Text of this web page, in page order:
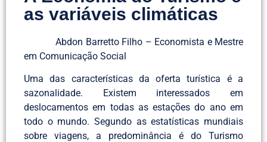
as variáveis climáticas
Abdon Barretto Filho – Economista e Mestre
em Comunicação Social
Uma das características da oferta turística é a
sazonalidade. Existem interessados em
deslocamentos em todas as estações do ano em
todo o mundo. Segundo as estatísticas mundiais
sobre viagens, a predominância é do Turismo